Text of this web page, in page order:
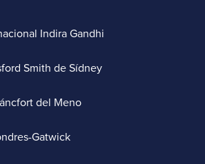
Indira Gandhi
Smith de Sídney
del Meno
Gatwick